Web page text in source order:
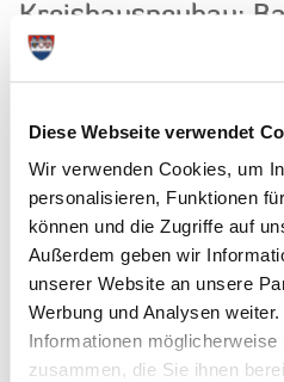
Diese Webseite verwendet
Wir verwenden Cookies, um
personalisieren, Funktionen
können und die Zugriffe auf
Außerdem geben wir
unserer Website an unsere
Werbung und Analysen
Informationen
zusammen, die Sie ihnen
Kreishausneubau:
fertiggestellt
26.03.21: Das war Maßarbeit:
Abbrucharbeiten im Kreishaus-
Read more
Kreishausneubau:
fertiggestellt
26.03.21: Das war Maßarbeit: